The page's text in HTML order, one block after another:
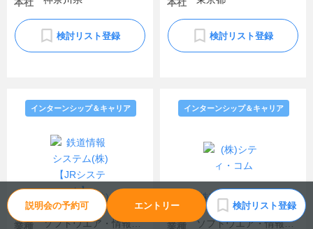
説明会の予約可 エントリー 検討リスト登録
検討リスト登録 検討リスト登録
インターンシップ＆キャリア
業種 ソフトウエア・情報処理・ネット関連
(株)シティ・コム
インターンシップ＆キャリア
業種 ソフトウエア・情報処理・ネット関連